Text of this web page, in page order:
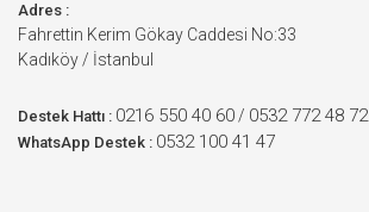
Adres :
Fahrettin Kerim Gökay Caddesi No:33
Kadıköy / İstanbul
Destek Hattı : 0216 550 40 60 / 0532 772 48 72
WhatsApp Destek : 0532 100 41 47